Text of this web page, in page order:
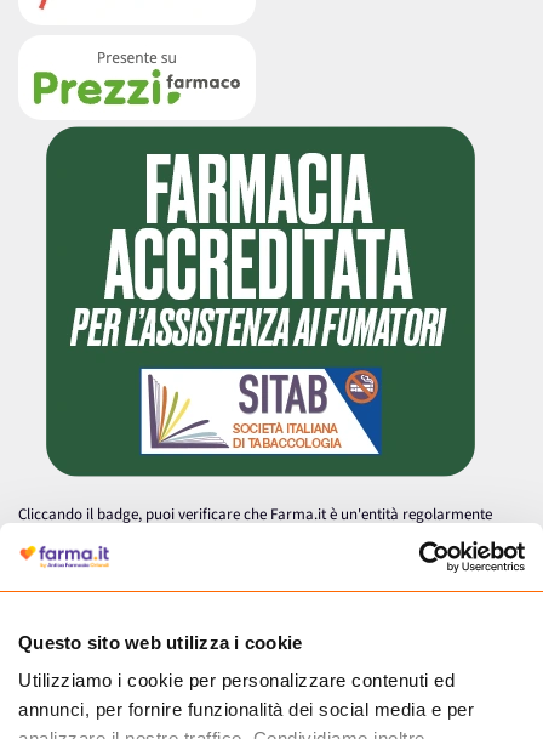
Questo sito web utilizza i cookie
Utilizziamo i cookie per personalizzare contenuti ed
annunci, per fornire funzionalità dei social media e per
Cliccando il badge, puoi verificare che Farma.it è un'entità regolarmente
autorizzata dal Ministero della Salute a effettuare la vendita online di
medicinali.